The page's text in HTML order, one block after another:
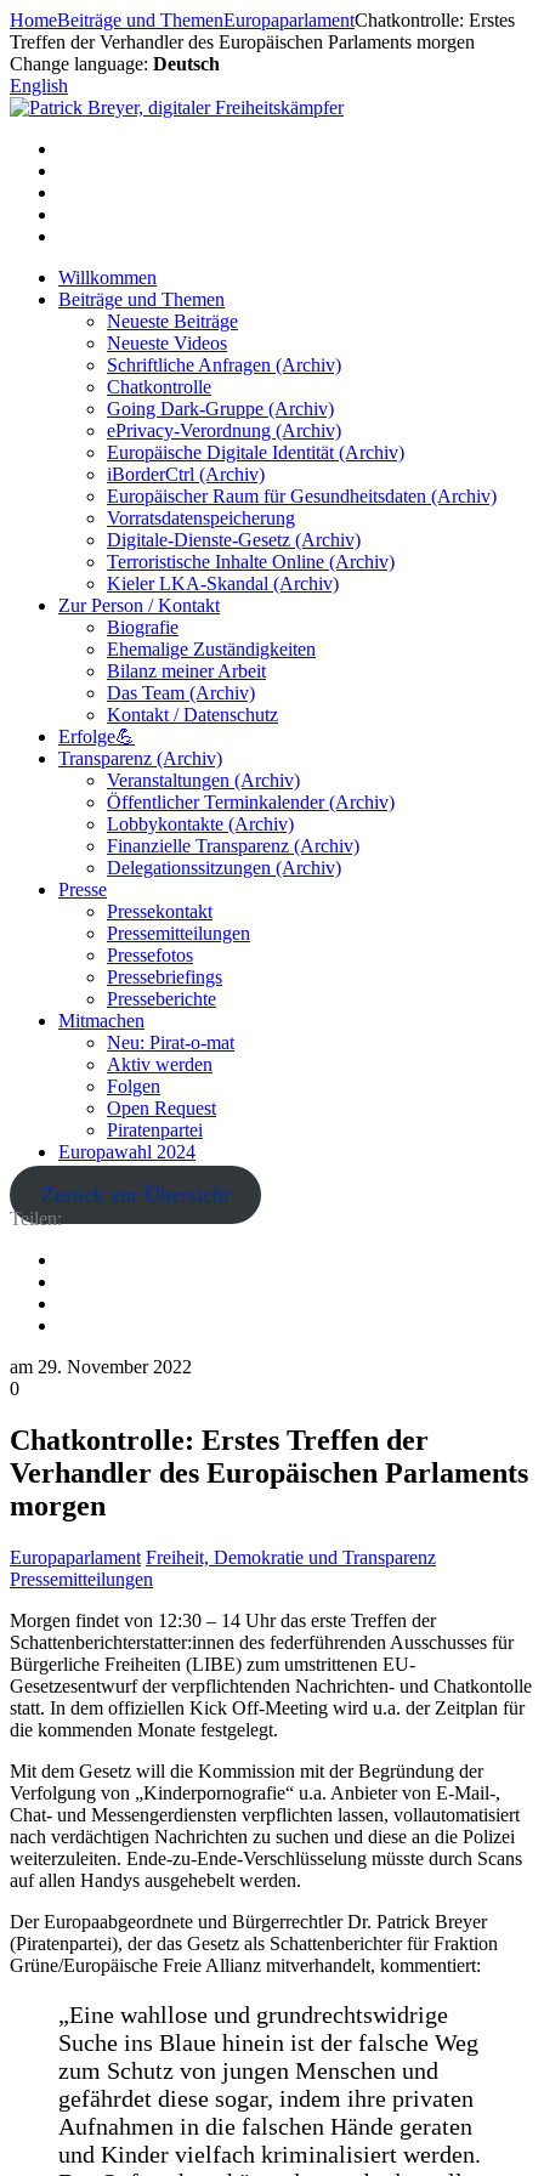
Zum
Inhalt
springen
HomeBeiträge und ThemenEuropaparlamentChatkontrolle: Erstes
Treffen der Verhandler des Europäischen Parlaments morgen
Change language: Deutsch
English
Willkommen
Beiträge und Themen
Neueste Beiträge
Neueste Videos
Schriftliche Anfragen (Archiv)
Chatkontrolle
Going Dark-Gruppe (Archiv)
ePrivacy-Verordnung (Archiv)
Europäische Digitale Identität (Archiv)
iBorderCtrl (Archiv)
Europäischer Raum für Gesundheitsdaten (Archiv)
Vorratsdatenspeicherung
Digitale-Dienste-Gesetz (Archiv)
Terroristische Inhalte Online (Archiv)
Kieler LKA-Skandal (Archiv)
Zur Person / Kontakt
Biografie
Ehemalige Zuständigkeiten
Bilanz meiner Arbeit
Das Team (Archiv)
Kontakt / Datenschutz
Erfolge💪
Transparenz (Archiv)
Veranstaltungen (Archiv)
Öffentlicher Terminkalender (Archiv)
Lobbykontakte (Archiv)
Finanzielle Transparenz (Archiv)
Delegationssitzungen (Archiv)
Presse
Pressekontakt
Pressemitteilungen
Pressefotos
Pressebriefings
Presseberichte
Mitmachen
Neu: Pirat-o-mat
Aktiv werden
Folgen
Open Request
Piratenpartei
Europawahl 2024
Zurück zur Übersicht
Teilen:
am 29. November 2022
0
Chatkontrolle: Erstes Treffen der
Verhandler des Europäischen Parlaments
morgen
Europaparlament Freiheit, Demokratie und Transparenz
Pressemitteilungen
Morgen findet von 12:30 – 14 Uhr das erste Treffen der
Schattenberichterstatter:innen des federführenden Ausschusses für
Bürgerliche Freiheiten (LIBE) zum umstrittenen EU-
Gesetzesentwurf der verpflichtenden Nachrichten- und Chatkontolle
statt. In dem offiziellen Kick Off-Meeting wird u.a. der Zeitplan für
die kommenden Monate festgelegt.
Mit dem Gesetz will die Kommission mit der Begründung der
Verfolgung von „Kinderpornografie“ u.a. Anbieter von E-Mail-,
Chat- und Messengerdiensten verpflichten lassen, vollautomatisiert
nach verdächtigen Nachrichten zu suchen und diese an die Polizei
weiterzuleiten. Ende-zu-Ende-Verschlüsselung müsste durch Scans
auf allen Handys ausgehebelt werden.
Der Europaabgeordnete und Bürgerrechtler Dr. Patrick Breyer
(Piratenpartei), der das Gesetz als Schattenberichter für Fraktion
Grüne/Europäische Freie Allianz mitverhandelt, kommentiert:
„Eine wahllose und grundrechtswidrige
Suche ins Blaue hinein ist der falsche Weg
zum Schutz von jungen Menschen und
gefährdet diese sogar, indem ihre privaten
Aufnahmen in die falschen Hände geraten
und Kinder vielfach kriminalisiert werden.